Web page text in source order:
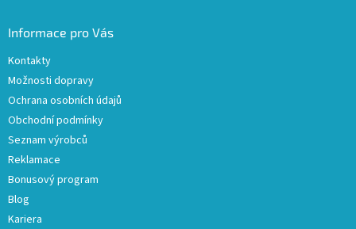
Informace pro Vás
Kontakty
Možnosti dopravy
Ochrana osobních údajů
Obchodní podmínky
Seznam výrobců
Reklamace
Bonusový program
Blog
Kariera